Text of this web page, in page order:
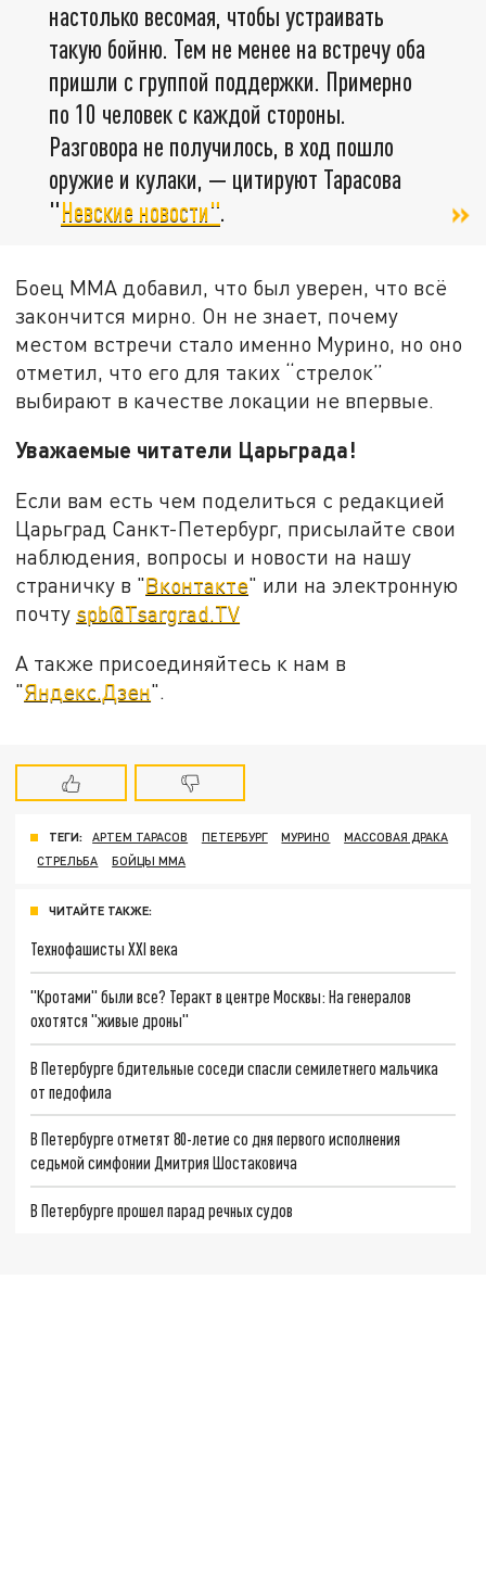
настолько весомая, чтобы устраивать
такую бойню. Тем не менее на встречу оба
пришли с группой поддержки. Примерно
по 10 человек с каждой стороны.
Разговора не получилось, в ход пошло
оружие и кулаки, — цитируют Тарасова
"Невские новости".
Боец ММА добавил, что был уверен, что всё
закончится мирно. Он не знает, почему
местом встречи стало именно Мурино, но оно
отметил, что его для таких “стрелок”
выбирают в качестве локации не впервые.
Уважаемые читатели Царьграда!
Если вам есть чем поделиться с редакцией
Царьград Санкт-Петербург, присылайте свои
наблюдения, вопросы и новости на нашу
страничку в "Вконтакте" или на электронную
почту spb@Tsargrad.TV
А также присоединяйтесь к нам в
"Яндекс.Дзен".
ТЕГИ: АРТЕМ ТАРАСОВ ПЕТЕРБУРГ МУРИНО
МАССОВАЯ ДРАКА
СТРЕЛЬБА
БОЙЦЫ ММА
ЧИТАЙТЕ ТАКЖЕ:
Технофашисты XXI века
"Кротами" были все? Теракт в центре Москвы: На генералов
охотятся "живые дроны"
В Петербурге бдительные соседи спасли семилетнего мальчика
от педофила
В Петербурге отметят 80-летие со дня первого исполнения
седьмой симфонии Дмитрия Шостаковича
В Петербурге прошел парад речных судов